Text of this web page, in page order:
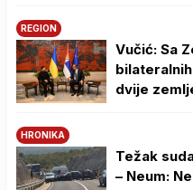
REGION
Vučić: Sa
dvije
HRONIKA
Težak
– Neum: